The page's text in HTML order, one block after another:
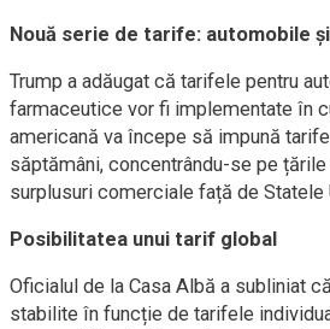
Nouă serie de tarife: automobile
Trump a adăugat că tarifele pentru
farmaceutice vor fi implementate în
americană va începe să impună
săptămâni, concentrându-se pe
surplusuri comerciale față de Statele
Posibilitatea unui tarif global
Oficialul de la Casa Albă a subliniat
stabilite în funcție de tarifele